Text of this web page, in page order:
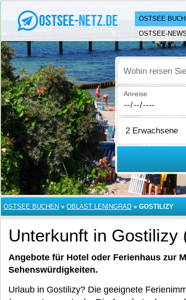
OSTSEE
OSTSEE-NEWS
Wohin reisen Sie?
Anreise
OSTSEE BUCHEN » OBLAST LENINGRAD » GOSTILIZY
Unterkunft in Gostilizy
Angebote für Hotel oder Ferienhaus zur
Sehenswürdigkeiten.
Urlaub in Gostilizy? Die geeignete